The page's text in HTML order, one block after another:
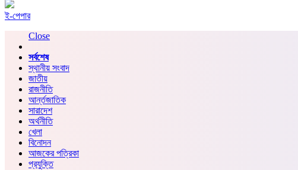
ই-পেপার
Close
সর্বশেষ
স্থানীয় সংবাদ
জাতীয়
রাজনীতি
আর্ন্তজাতিক
সারাদেশ
অর্থনীতি
খেলা
বিনোদন
আজকের পত্রিকা
প্রযুক্তি